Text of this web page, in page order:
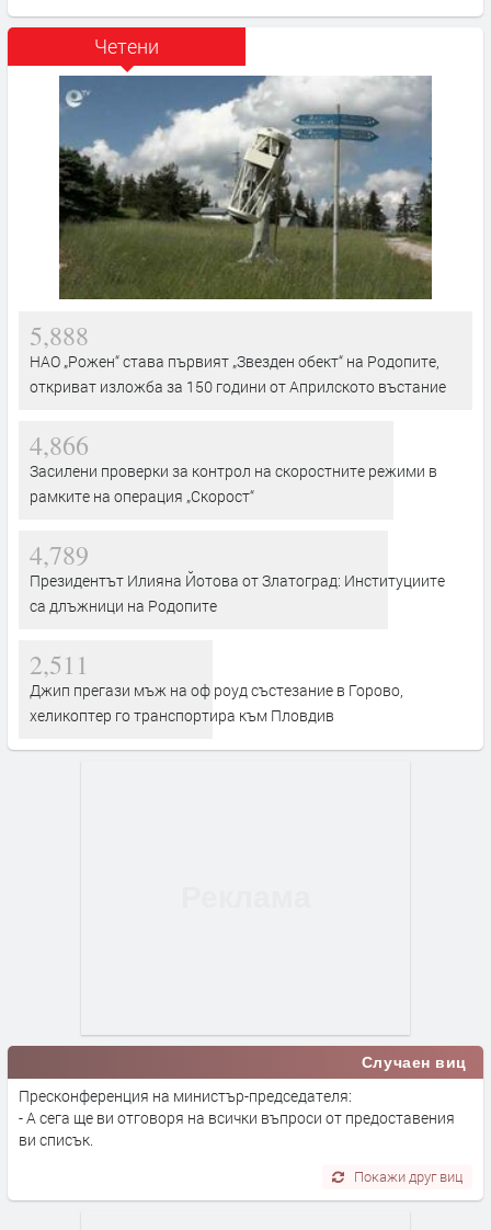
Четени
5,888
НАО „Рожен“ става първият „Звезден обект“ на Родопите,
откриват изложба за 150 години от Априлското въстание
4,866
Засилени проверки за контрол на скоростните режими в
рамките на операция „Скорост“
4,789
Президентът Илияна Йотова от Златоград: Институциите
са длъжници на Родопите
2,511
Джип прегази мъж на оф роуд състезание в Горово,
хеликоптер го транспортира към Пловдив
Случаен виц
Пресконференция на министър-председателя:
- А сега ще ви отговоря на всички въпроси от предоставения
ви списък.
Покажи друг виц